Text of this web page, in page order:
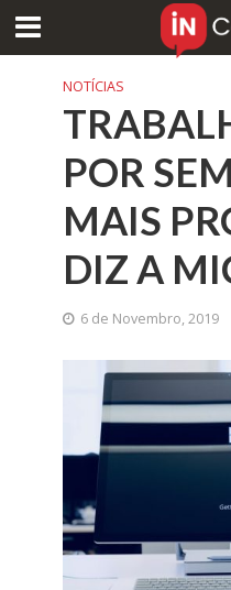
NOTÍCIAS
POR
MAIS
DIZ A
6 de Novembro, 2019